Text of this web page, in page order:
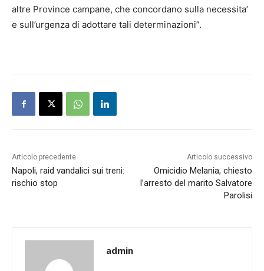
altre Province campane, che concordano sulla necessita’
e sull’urgenza di adottare tali determinazioni”.
Articolo precedente
Napoli, raid vandalici sui treni:
rischio stop
Articolo successivo
Omicidio Melania, chiesto
l’arresto del marito Salvatore
Parolisi
admin